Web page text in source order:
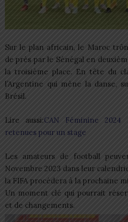
Sur le plan africain, le Maroc
de près par le Sénégal en
la troisième place. En tête du
l’Argentine qui mène la danse,
Brésil.
Lire aussi:CAN Féminine 2024
retenues pour un stage
Les amateurs de football
Novembre 2023 dans leur
la FIFA procédera à la prochaine
Un moment clé qui pourrait
et de changements.